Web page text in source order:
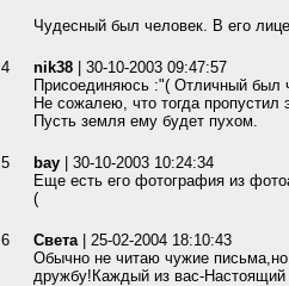
Чудесный был человек. В его
4 nik38 | 30-10-2003 09:47:57
Присоединяюсь :"( Отличный был
Не сожалею, что тогда
Пусть земля ему будет пухом.
5 bay | 30-10-2003 10:24:34
Еще есть его фотография из
(
6 Света| 25-02-2004 18:10:43
Обычно не читаю чужие
дружбу!Каждый из вас-